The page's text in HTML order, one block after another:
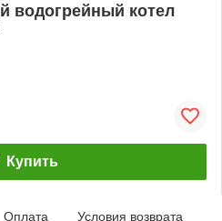
водогрейный котел
Купить
Оплата Условия возврата